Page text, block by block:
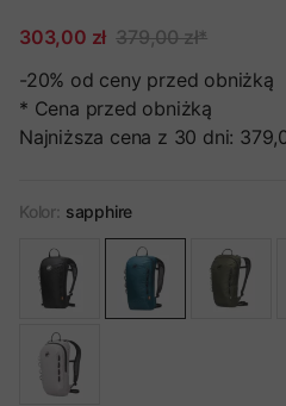
303,00 zł 379,00 zł*
-20% od ceny przed obniżką
* Cena przed obniżką
Najniższa cena z 30 dni:
Kolor: sapphire